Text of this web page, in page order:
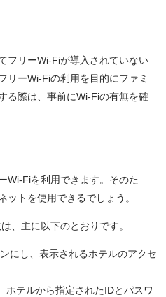
フリーWi-Fiが導入されていない
リーWi-Fiの利用を目的にファミ
る際は、事前にWi-Fiの有無を確
Wi-Fiを利用できます。そのた
ットを使用できるでしょう。
、主に以下のとおりです。
にし、表示されるホテルのアクセ
ホテルから指定されたIDとパスワ